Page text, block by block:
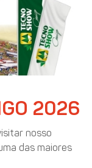
2026
nosso
das maiores